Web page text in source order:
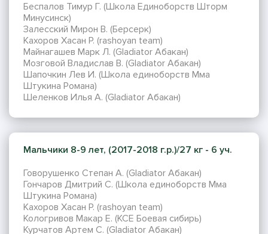
Беспалов Тимур Г. (Школа Единоборств Шторм
Минусинск)
Залесский Мирон В. (Берсерк)
Кахоров Хасан Р. (rashoyan team)
Майнагашев Марк Л. (Gladiator Абакан)
Мозговой Владислав В. (Gladiator Абакан)
Шапочкин Лев И. (Школа единоборств Мма
Штукина Романа)
Шеленков Илья А. (Gladiator Абакан)
Мальчики 8-9 лет, (2017-2018 г.р.)/27 кг - 6 уч.
Говорушенко Степан А. (Gladiator Абакан)
Гончаров Дмитрий С. (Школа единоборств Мма
Штукина Романа)
Кахоров Хасан Р. (rashoyan team)
Кологривов Макар Е. (КСЕ Боевая сибирь)
Курчатов Артем С. (Gladiator Абакан)